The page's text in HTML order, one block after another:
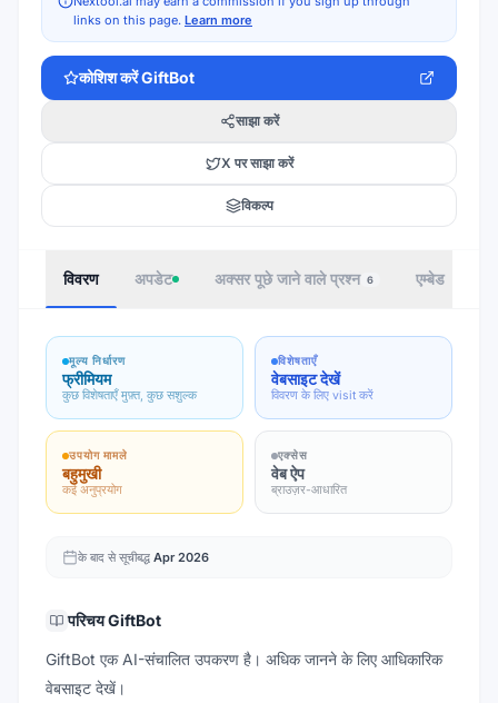
links on this page. Learn more
कोशिश करेंGiftBot
साझा करें
X पर साझा करें
विकल्प
विवरण अपडेट अक्सर पूछे जाने वाले प्रश्न 6 एम्बेड
मूल्य निर्धारण
फ्रीमियम
कुछ विशेषताएँ मुफ़्त, कुछ सशुल्क
विशेषताएँ
वेबसाइट देखें
विवरण के लिए visit करें
उपयोग मामले
बहुमुखी
कई अनुप्रयोग
एक्सेस
वेब ऐप
ब्राउज़र-आधारित
के बाद से सूचीबद्ध Apr 2026
परिचयGiftBot
GiftBot एक AI-संचालित उपकरण है। अधिक जानने के लिए आधिकारिक
वेबसाइट देखें।